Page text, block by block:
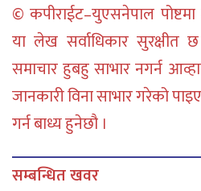
© कपीराईट–युएसनेपाल पोष्टमा
या लेख सर्वाधिकार सुरक्षीत
समाचार हुबहु साभार नगर्न
जानकारी विना साभार गरेको
गर्न बाध्य हुनेछौ ।
सम्बन्धित खवर